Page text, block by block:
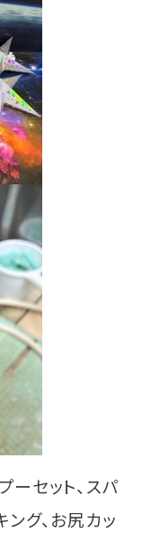
ーセット、スパ
グ、お尻カッ